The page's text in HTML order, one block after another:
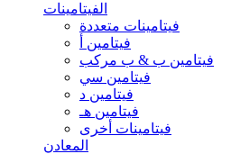
الفيتامينات
فيتامينات متعددة
فيتامين أ
فيتامين ب & ب مركب
فيتامين سي
فيتامين د
فيتامين هـ
فيتامينات أخرى
المعادن